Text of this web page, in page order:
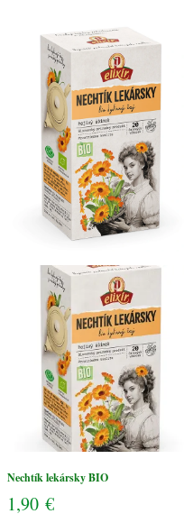
Nechtík lekársky BIO
1,90 €